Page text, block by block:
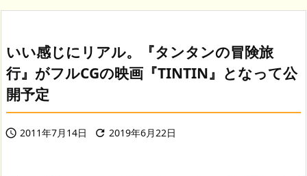
前へ

検索
いい感じにリアル。『タンタンの冒険旅
行』がフルCGの映画『TINTIN』となって公
開予定
 2011年7月14日  2019年6月22日